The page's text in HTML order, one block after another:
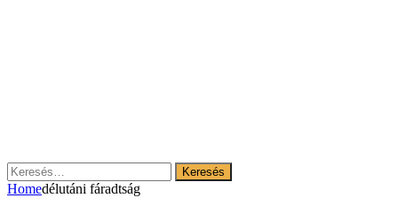
Keresés:
Homedélutáni fáradtság